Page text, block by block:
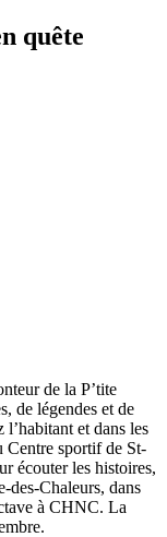
quête
de la P’tite
de légendes et de
et dans les
Centre sportif de St-
écouter les histoires,
des-Chaleurs, dans
à CHNC. La